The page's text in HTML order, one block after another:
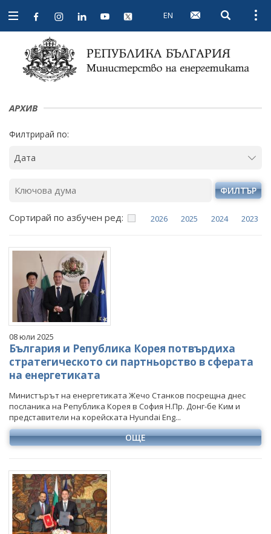
Open
navigation
EN Open
АРХИВ
Филтрирай по:
ФИЛТЪР
Сортирай по азбучен ред: 2026
Юли
2025
Август
Октомври
Ноември
Декември
2024
Август
Октомври
Ноември
Декември
2023
Август
Октомври
Ноември
Декември
08 юли 2025
България и Република Корея потвърдиха
стратегическото си партньорство в сферата
на енергетиката
Министърът на енергетиката Жечо Станков посрещна днес
посланика на Република Корея в София Н.Пр. Донг-бе Ким и
представители на корейската Hyundai Eng...
ОЩЕ